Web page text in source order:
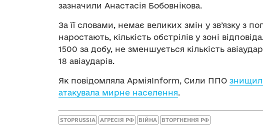
зазначили Анастасія Бобовнікова.
За її словами, немає великих змін у зв’язку з
наростають, кількість обстрілів у зоні
1500 за добу, не зменшується кількість
18 авіаударів.
Як повідомляла АрміяInform, Сили ППО
атакувала мирне населення
STOPRUSSIA АГРЕСІЯ РФ ВІЙНА ВТОРГНЕННЯ РФ